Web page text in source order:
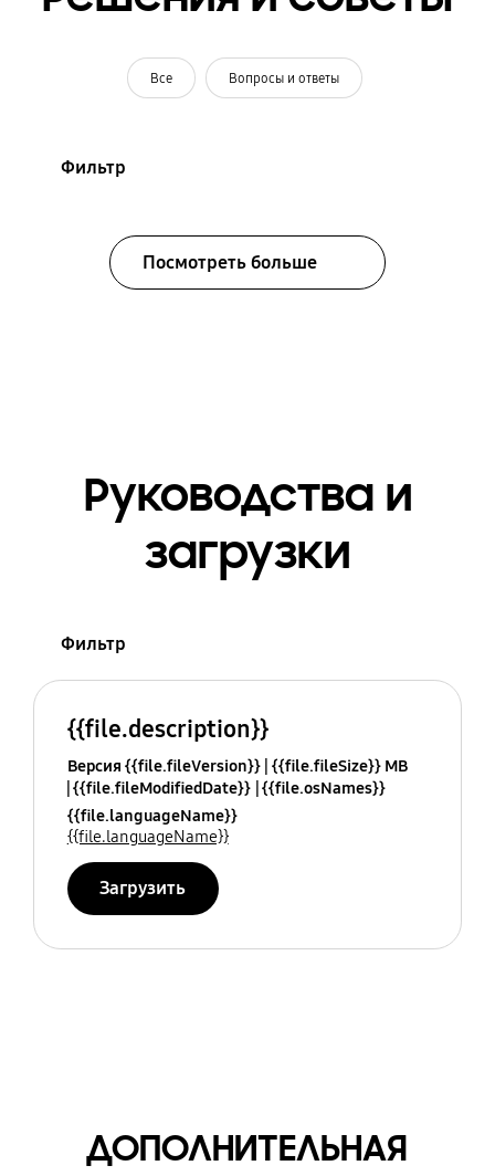
Все Вопросы и ответы
Фильтр
Посмотреть больше
Руководства и
загрузки
Фильтр
{{file.description}}
Версия {{file.fileVersion}} {{file.fileSize}} MB
{{file.fileModifiedDate}} {{file.osNames}}
{{file.languageName}}
{{file.languageName}}
Загрузить
ДОПОЛНИТЕЛЬНАЯ